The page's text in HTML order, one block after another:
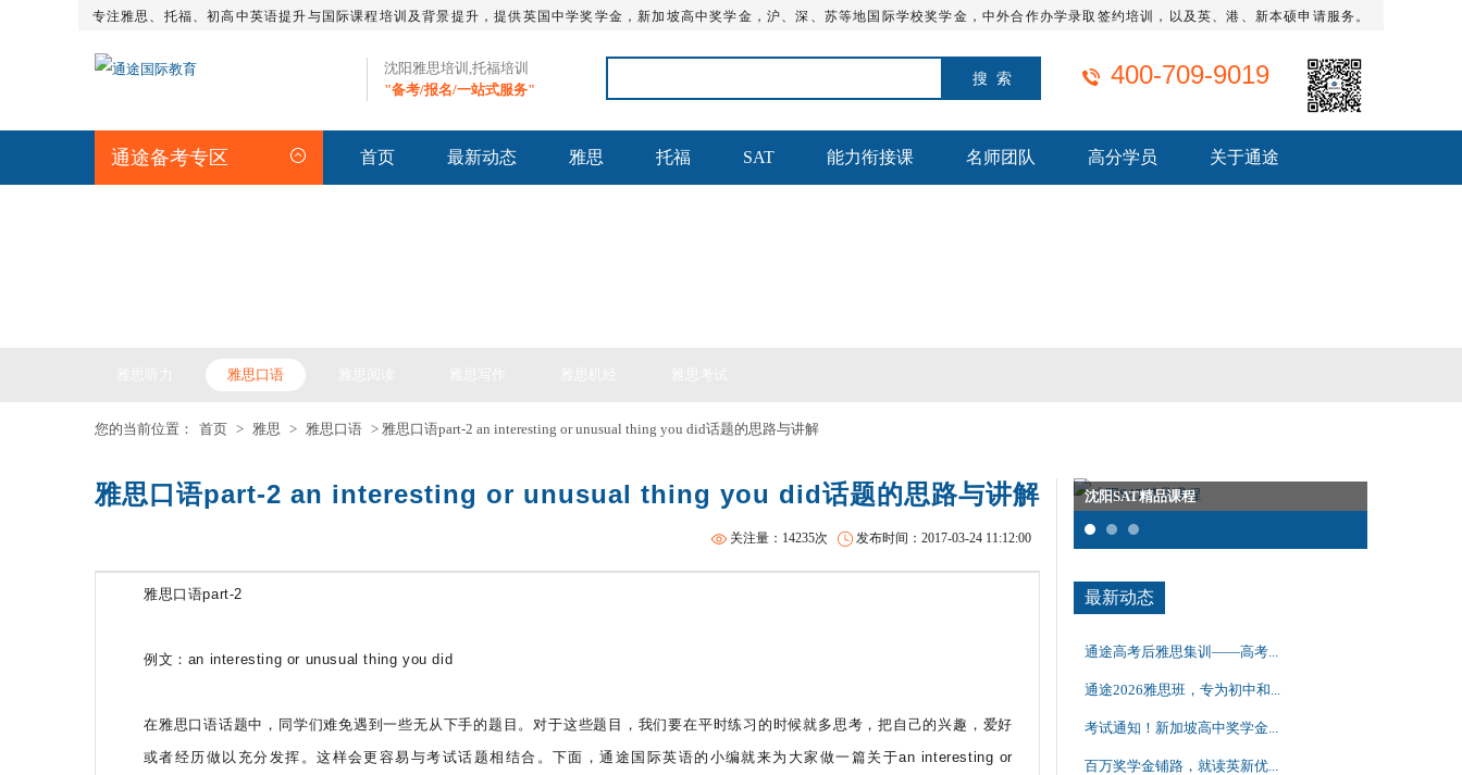
专注雅思、托福、初高中英语提升与国际课程培训及背景提升，提供英国中学奖学金，新加坡高中奖学金，沪、深、苏等地国际学校奖学金，中外合作办学录取签约培训，以及英、港、新本硕申请服务。
沈阳雅思培训,托福培训
"备考/报名/一站式服务"
400-709-9019
通途备考专区 首页 最新动态 雅思 托福 SAT 能力衔接课 名师团队 高分学员 关于通途
雅思口语
您的当前位置： 首页 > 雅思 > 雅思口语 > 雅思口语part-2 an interesting or unusual thing you did话题的思路与讲解
雅思口语part-2 an interesting or unusual thing you did话题的思路与讲解
发布时间：2017-03-24 11:12:00
关注量：14235次
雅思口语part-2
例文：an interesting or unusual thing you did
在雅思口语话题中，同学们难免遇到一些无从下手的题目。对于这些题目，我们要在平时练习的时候就多思考，把自己的兴趣，爱好
或者经历做以充分发挥。这样会更容易与考试话题相结合。下面，通途国际英语的小编就来为大家做一篇关于an interesting or
SAT基础班 托福火箭班 沈阳SAT精品课程 SAT基础班
最新动态
通途高考后雅思集训——高考...
通途2026雅思班，专为初中和...
考试通知！新加坡高中奖学金...
百万奖学金铺路，就读英新优...